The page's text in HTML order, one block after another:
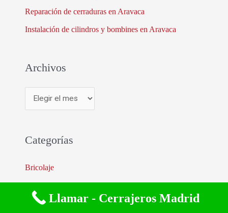
r
:
Reparación de cerraduras en Aravaca
Instalación de cilindros y bombines en Aravaca
Archivos
r
h
Categorías
Bricolaje
Otros
SeguridadLlamar - Cerrajeros Madrid